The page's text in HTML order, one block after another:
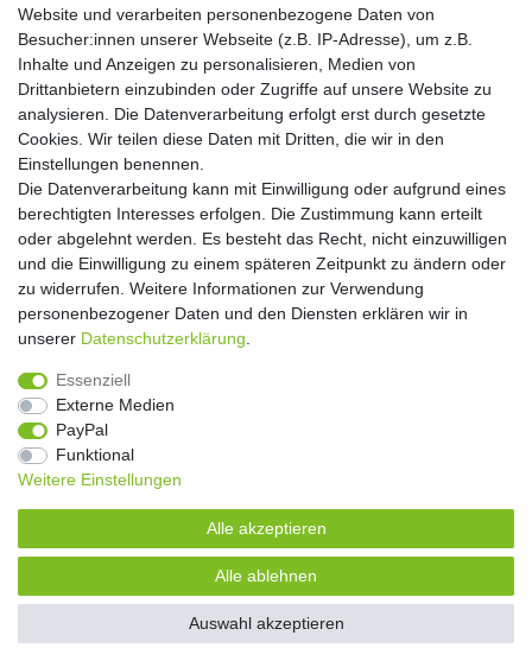
Hiermit bestätige ich, dass ich die Daten­schutz­erklärung
Einwilligung kann ich jederzeit widerrufen.**
Abonnieren
** Hierbei handelt es sich um ein Pflichtfeld.
Widerrufs­recht Widerrufs­formular Impressum
Daten­schutz­erklärung AGB Kontakt
Website und verarbeiten personenbezogene Daten von
Besucher:innen unserer Webseite (z.B. IP-Adresse), um z.B.
Inhalte und Anzeigen zu personalisieren, Medien von
Drittanbietern einzubinden oder Zugriffe auf unsere Website zu
analysieren. Die Datenverarbeitung erfolgt erst durch gesetzte
Cookies. Wir teilen diese Daten mit Dritten, die wir in den
Einstellungen benennen.
Die Datenverarbeitung kann mit Einwilligung oder aufgrund eines
berechtigten Interesses erfolgen. Die Zustimmung kann erteilt
oder abgelehnt werden. Es besteht das Recht, nicht einzuwilligen
und die Einwilligung zu einem späteren Zeitpunkt zu ändern oder
zu widerrufen. Weitere Informationen zur Verwendung
personenbezogener Daten und den Diensten erklären wir in
unserer Daten­schutz­erklärung
Essenziell
Externe Medien
PayPal
Funktional
Weitere Einstellungen
Alle akzeptieren
Alle ablehnen
Auswahl akzeptieren
Copyright 2016 | Dekushop.de | Alle Rechte vorbehalten. |
Angebote gelten nur für Industrie, Handel, Handwerk und
Widerrufs­recht
Daten­schutz­erklärung AGB Kontakt